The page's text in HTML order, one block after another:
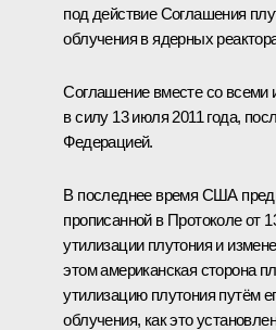
под действие Соглашения
облучения в ядерных
Соглашение вместе со всеми
в силу 13 июля 2011 года,
Федерацией.
В последнее время США
прописанной в Протоколе от
утилизации плутония и
этом американская сторона
утилизацию плутония путём
облучения, как это